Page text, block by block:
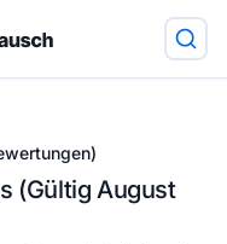
(Gültig August